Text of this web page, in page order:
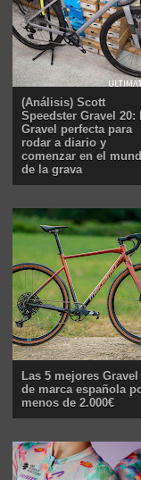
(Análisis) Scott
Speedster Gravel 20:
Gravel perfecta para
rodar a diario y
comenzar en el
de la grava
Las 5 mejores Gravel
de marca española
menos de 2.000€